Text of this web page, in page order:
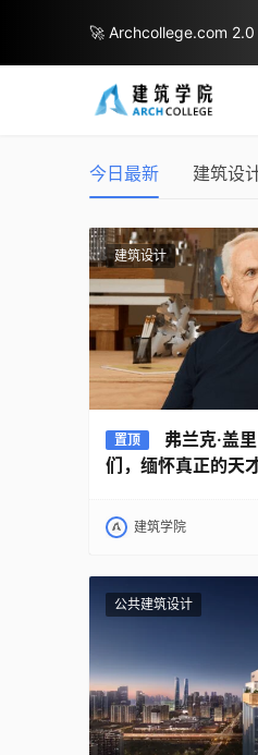
黄龙岘小树咖
商业与综合建筑
今日最新 建筑设
建筑设计
置顶
弗兰克·盖
们，缅怀真正的天
建筑学院
公共建筑设计
🚀 Archcollege.com 2.0